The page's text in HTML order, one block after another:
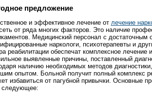
предложение
и эффективное лечение от лечение
от ряда многих факторов. Это наличие
Медицинский персонал с достаточным
наркологи, психотерапевты и
реабилитации обеспечат комплексное лечение
выявленные причины, поставленный
наличию необходимых методов
опытом. Больной получит полный комплекс
избавиться от пагубной привычки. Основные
следующее: